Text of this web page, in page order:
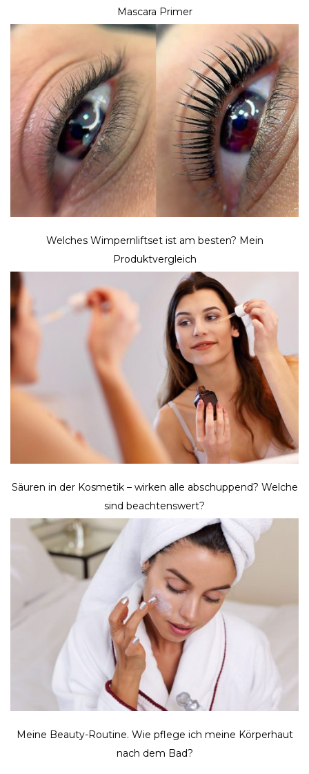
Mascara Primer
Welches Wimpernliftset ist am besten? Mein
Produktvergleich
Säuren in der Kosmetik – wirken alle abschuppend? Welche
sind beachtenswert?
Meine Beauty-Routine. Wie pflege ich meine Körperhaut
nach dem Bad?